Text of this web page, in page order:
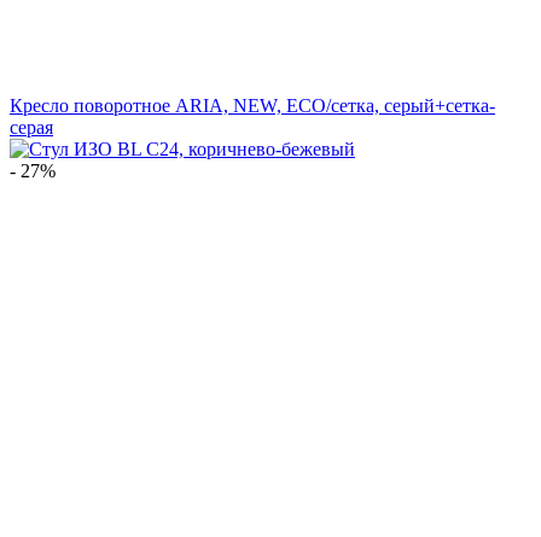
Кресло поворотное ARIA, NEW, ECO/сетка, серый+сетка-
серая
- 27%